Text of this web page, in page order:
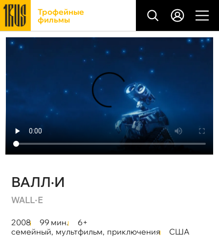
Трофейные
фильмы
ВАЛЛ·И
WALL·E
2008 99 мин.
6+
семейный, мультфильм, приключения США